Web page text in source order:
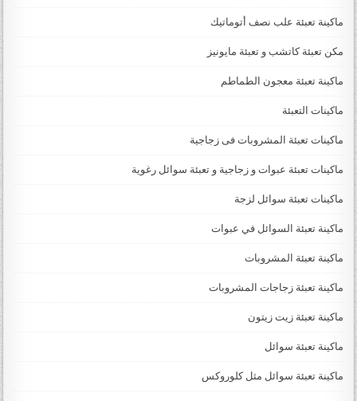
ماكينة تعبئة علب نصف أتوماتيك
مكن تعبئة كاتشب و تعبئة مايونيز
ماكينة تعبئة معجون الطماطم
ماكينات التعبئة
ماكينات تعبئة المشروبات فى زجاجية
ماكينات تعبئة عبوات و زجاجية و تعبئة سوائل رغوية
ماكينات تعبئة سوائل لزجة
‏‏‏ماكينة تعبئة السوائل في عبوات
ماكينة تعبئة المشروبات
ماكينة تعبئة زجاجات المشروبات
ماكينة تعبئة زيت زيتون
ماكينة تعبئة سوائل
ماكينة تعبئة سوائل مثل كلوروكس